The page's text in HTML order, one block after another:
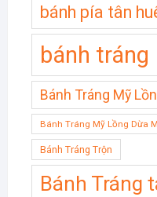
bánh pía tân
bánh tráng
Bánh Tráng Mỹ
Bánh Tráng Mỹ Lồng Dừa
Bánh Tráng Trộn
Bánh Tráng